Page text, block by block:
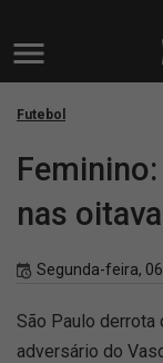
Futebol
nas
Segunda-feira,
São Paulo derrota
adversário do